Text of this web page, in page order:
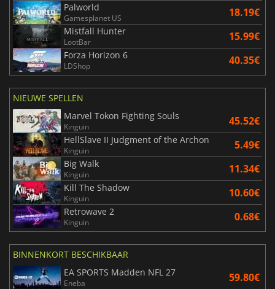
Palworld
Gamesplanet US 18.19€
Mistfall Hunter
LootBar 15.99€
Forza Horizon 6
LDShop 40.35€
NIEUWE SPELLEN
Marvel Tokon Fighting Souls
Kinguin 45.52€
HellSlave II Judgment of the Archon
Kinguin 5.49€
Big Walk
Kinguin 11.34€
Kill The Shadow
Kinguin 10.60€
Retrowave 2
Kinguin 0.68€
BINNENKORT BESCHIKBAAR
EA SPORTS Madden NFL 27
Eneba 59.80€